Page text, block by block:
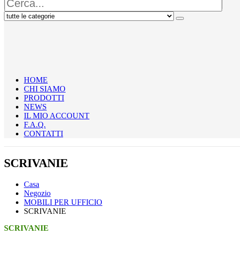
HOME
CHI SIAMO
PRODOTTI
NEWS
IL MIO ACCOUNT
F.A.Q.
CONTATTI
SCRIVANIE
Casa
Negozio
MOBILI PER UFFICIO
SCRIVANIE
SCRIVANIE